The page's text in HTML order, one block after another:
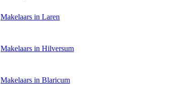
Makelaars in Laren
Makelaars in Hilversum
Makelaars in Blaricum